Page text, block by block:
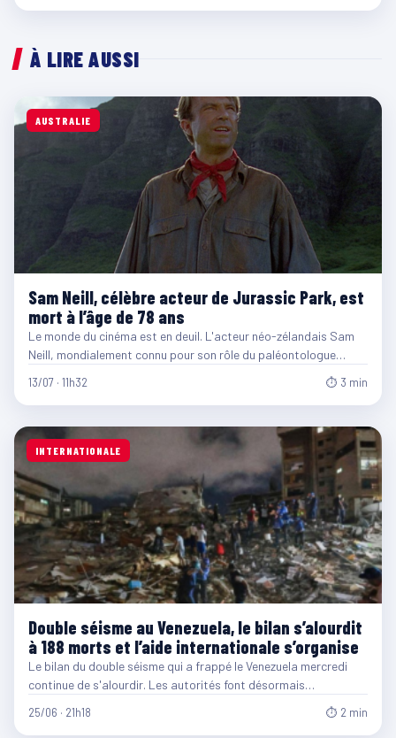
À LIRE AUSSI
AUSTRALIE
Sam Neill, célèbre acteur de Jurassic Park, est
mort à l’âge de 78 ans
Le monde du cinéma est en deuil. L'acteur néo-zélandais Sam
Neill, mondialement connu pour son rôle du paléontologue…
13/07 · 11h32 ⏱ 3 min
INTERNATIONALE
Double séisme au Venezuela, le bilan s’alourdit
à 188 morts et l’aide internationale s’organise
Le bilan du double séisme qui a frappé le Venezuela mercredi
continue de s'alourdir. Les autorités font désormais…
25/06 · 21h18 ⏱ 2 min